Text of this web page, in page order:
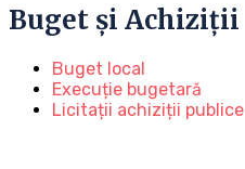
Buget și Achiziții
Buget local
Execuție bugetară
Licitații achiziții publice